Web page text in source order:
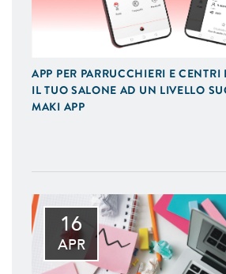
APP PER PARRUCCHIERI E CENTRI
IL TUO SALONE AD UN LIVELLO
MAKI APP
16
APR